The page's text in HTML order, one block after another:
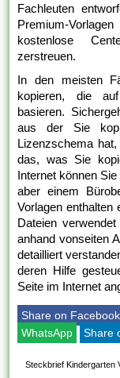
Fachleuten
Premium-
kostenlose
zerstreuen.
In den meisten
kopieren, die auf
basieren.
aus der Sie
Lizenzschema
das, was Sie
Internet können
aber einem
Vorlagen enthalten
Dateien
anhand vonseiten
detailliert
deren Hilfe
Seite im Internet
Share on Facebook
WhatsApp
Share
Steckbrief Kindergarten